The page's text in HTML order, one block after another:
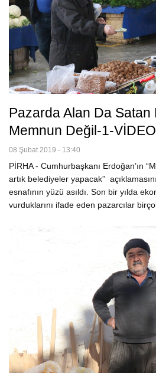
Pazarda Alan Da Satan
Memnun Değil-1-VİDEO
08 Şubat 2019 - 13:40
PİRHA - Cumhurbaşkanı Erdoğan’ın
artık belediyeler yapacak”
esnafının yüzü asıldı. Son bir yılda
vurduklarını ifade eden pazarcılar